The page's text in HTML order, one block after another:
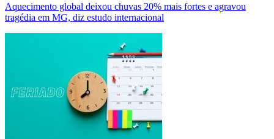
Aquecimento global deixou chuvas 20% mais fortes e agravou
tragédia em MG, diz estudo internacional